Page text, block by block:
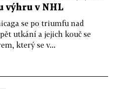
výhru v NHL
se po triumfu nad
utkání a jejich kouč se
který se v...